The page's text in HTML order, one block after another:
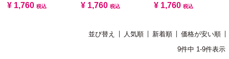
¥ 1,760 税込 ¥ 1,760 税込 ¥ 1,760 税込
並び替え 人気順 新着順
価格が安い順
9件中 1 -9件表示